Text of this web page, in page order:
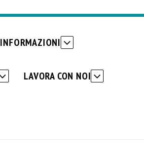
INFORMAZIONI
LAVORA CON NOI